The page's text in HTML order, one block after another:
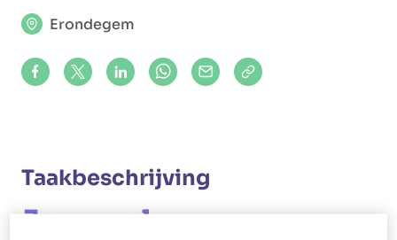
Share on Facebook
Share on X (formerly Twitter)
Share on LinkedIn
Share via Whatsapp
Share via Mail
Copy to clipboard
Erondegem
Taakbeschrijving
Jouw rol